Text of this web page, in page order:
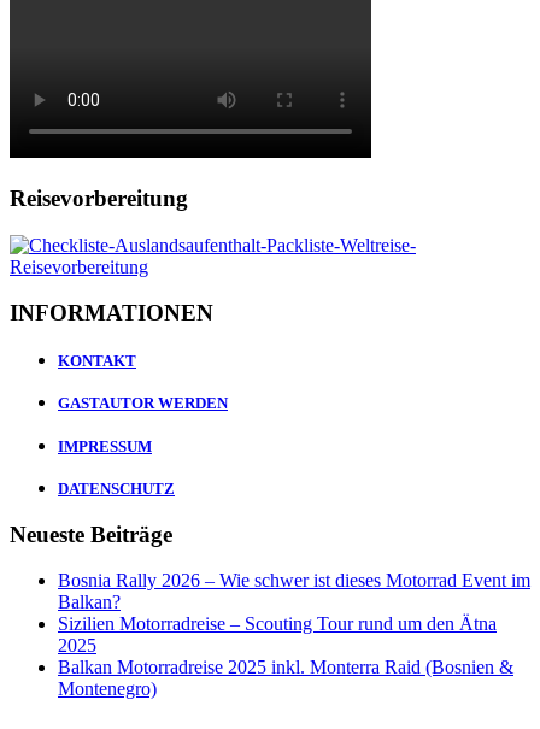
Reisevorbereitung
INFORMATIONEN
KONTAKT
GASTAUTOR WERDEN
IMPRESSUM
DATENSCHUTZ
Neueste Beiträge
Bosnia Rally 2026 – Wie schwer ist dieses Motorrad Event im
Balkan?
Sizilien Motorradreise – Scouting Tour rund um den Ätna
2025
Balkan Motorradreise 2025 inkl. Monterra Raid (Bosnien &
Montenegro)